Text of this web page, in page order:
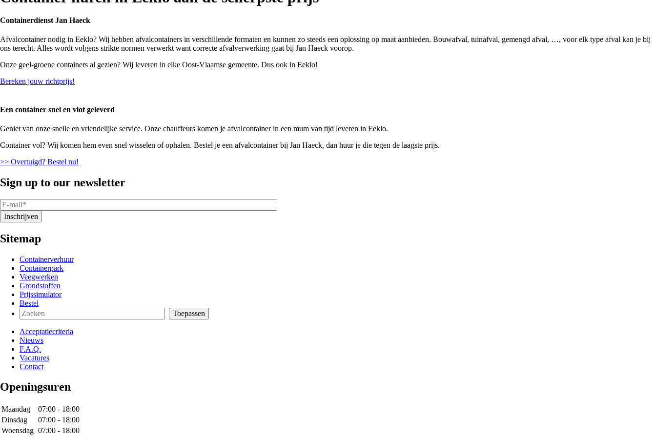
Containerdienst Jan Haeck
Afvalcontainer nodig in Eeklo? Wij hebben afvalcontainers in verschillende formaten en kunnen zo steeds een oplossing op maat aanbieden. Bouwafval, tuinafval, gemengd afval, …, voor elk type afval kan je bij
ons terecht. Alles wordt volgens strikte normen verwerkt want correcte afvalverwerking gaat bij Jan Haeck voorop.
Onze geel-groene containers al gezien? Wij leveren in elke Oost-Vlaamse gemeente. Dus ook in Eeklo!
Bereken jouw richtprijs!
Een container snel en vlot geleverd
Geniet van onze snelle en vriendelijke service. Onze chauffeurs komen je afvalcontainer in een mum van tijd leveren in Eeklo.
Container vol? Wij komen hem even snel wisselen of ophalen. Bestel je een afvalcontainer bij Jan Haeck, dan huur je die tegen de laagste prijs.
>> Overtuigd? Bestel nu!
Sign up to our newsletter
E-
mail
Sitemap
Containerverhuur
Containerpark
Veegwerken
Grondstoffen
Prijssimulator
Bestel
Acceptatiecriteria
Nieuws
F.A.Q.
Vacatures
Contact
Openingsuren
Maandag
07:00 - 18:00
Dinsdag
07:00 - 18:00
Woensdag 07:00 - 18:00